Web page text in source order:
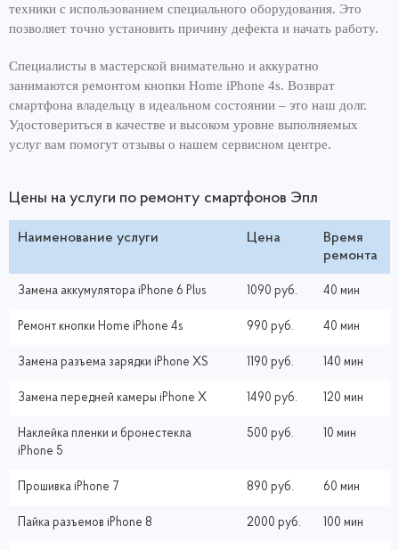
техники с использованием специального оборудования. Это
позволяет точно установить причину дефекта и начать работу.
Специалисты в мастерской внимательно и аккуратно
занимаются ремонтом кнопки Home iPhone 4s. Возврат
смартфона владельцу в идеальном состоянии – это наш долг.
Удостовериться в качестве и высоком уровне выполняемых
услуг вам помогут отзывы о нашем сервисном центре.
Цены на услуги по ремонту смартфонов Эпл
Наименование услуги Цена
Время
ремонта
Замена аккумулятора iPhone 6 Plus 1090 руб. 40 мин
Ремонт кнопки Home iPhone 4s 990 руб. 40 мин
Замена разъема зарядки iPhone XS 1190 руб. 140 мин
Замена передней камеры iPhone X 1490 руб. 120 мин
Наклейка пленки и бронестекла
iPhone 5
500 руб. 10 мин
Прошивка iPhone 7 890 руб. 60 мин
Пайка разъемов iPhone 8 2000 руб. 100 мин